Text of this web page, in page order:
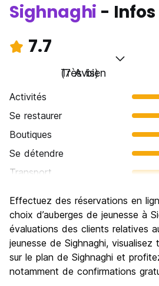
Sighnaghi - Infos
7.7
Très bien
(7 Avis)
Activités
Se restaurer
Boutiques
Se détendre
Transport
Culture
Sortir le soir / faire la fête
Bonnes affaires
Effectuez des réservations en
choix d’auberges de jeunesse à
évaluations des clients relatives
jeunesse de Sighnaghi, visualisez
sur le plan de Sighnaghi et
notamment de confirmations